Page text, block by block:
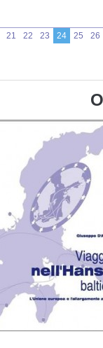
21 22 23 24 25
26